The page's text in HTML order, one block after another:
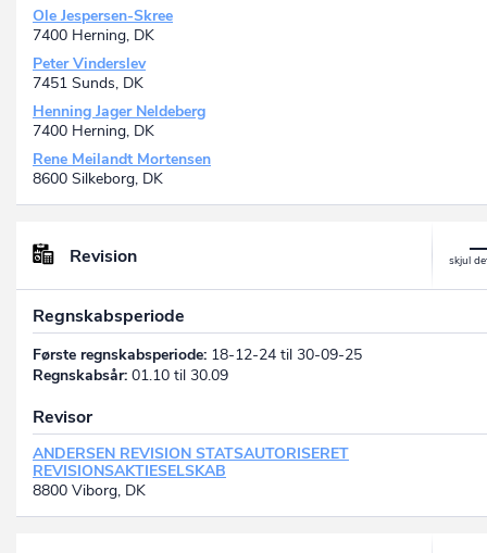
Ole Jespersen-Skree
7400 Herning, DK
Peter Vinderslev
7451 Sunds, DK
Henning Jager Neldeberg
7400 Herning, DK
Rene Meilandt Mortensen
8600 Silkeborg, DK
Revision
Regnskabsperiode
Første regnskabsperiode: 18-12-24 til 30-09-25
Regnskabsår: 01.10 til 30.09
Revisor
ANDERSEN REVISION STATSAUTORISERET
REVISIONSAKTIESELSKAB
8800 Viborg, DK